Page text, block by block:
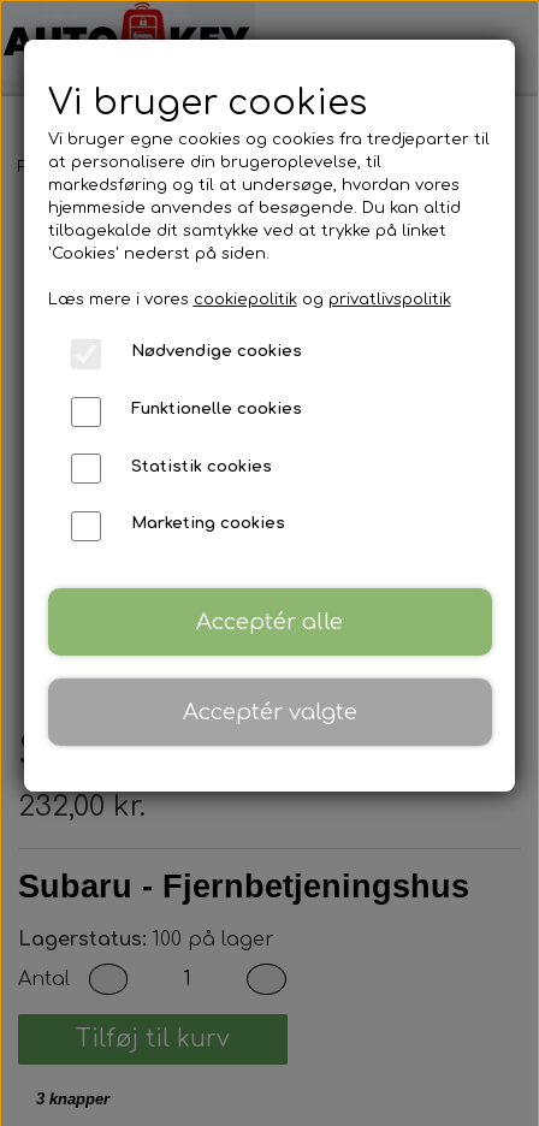
Forside Bilnøgler Subaru Nøglehus Subaru - Nøglehus
Subaru - Nøglehus
232,00 kr.
Subaru - Fjernbetjeningshus
Lagerstatus: 100 på lager
Antal
Tilføj til kurv
3 knapper
Vi bruger cookies
Vi bruger egne cookies og cookies fra tredjeparter til
at personalisere din brugeroplevelse, til
markedsføring og til at undersøge, hvordan vores
hjemmeside anvendes af besøgende. Du kan altid
tilbagekalde dit samtykke ved at trykke på linket
'Cookies' nederst på siden.
Læs mere i vores cookiepolitikog privatlivspolitik
Nødvendige cookies
Funktionelle cookies
Statistik cookies
Marketing cookies
Acceptér alle
Acceptér valgte